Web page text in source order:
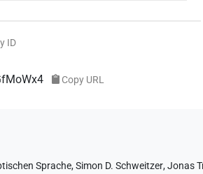
ID
Copy URL
Sprache,Simon D. Schweitzer,Jonas